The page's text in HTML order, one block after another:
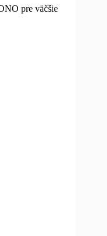
pre väčšie